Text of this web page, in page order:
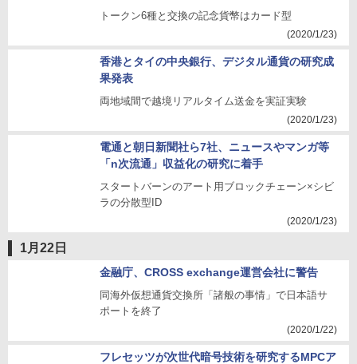
トークン6種と交換の記念貨幣はカード型
(2020/1/23)
香港とタイの中央銀行、デジタル通貨の研究成
果発表
両地域間で越境リアルタイム送金を実証実験
(2020/1/23)
電通と朝日新聞社ら7社、ニュースやマンガ等
「n次流通」収益化の研究に着手
スタートバーンのアート用ブロックチェーン×シビ
ラの分散型ID
(2020/1/23)
1月22日
金融庁、CROSS exchange運営会社に警告
同海外仮想通貨交換所「諸般の事情」で日本語サ
ポートを終了
(2020/1/22)
フレセッツが次世代暗号技術を研究するMPCア